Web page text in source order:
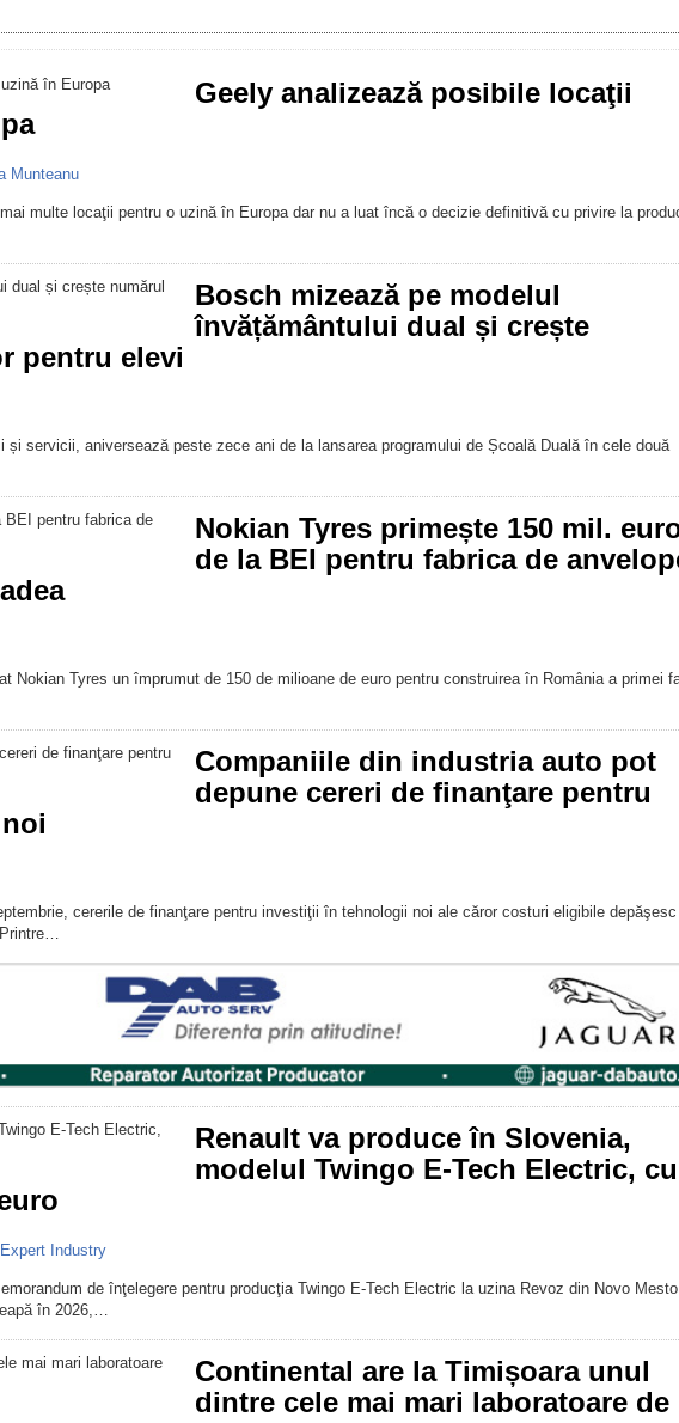
Geely analizează posibile locaţii
Munteanu
multe locaţii pentru o uzină în Europa dar nu a luat încă o decizie definitivă cu privire la
Bosch mizează pe modelul
învățământului dual și crește
pentru elevi
și servicii, aniversează peste zece ani de la lansarea programului de Școală Duală în cele două
Nokian Tyres primește 150 mil.
de la BEI pentru fabrica de
Nokian Tyres un împrumut de 150 de milioane de euro pentru construirea în România a primei
Companiile din industria auto pot
depune cereri de finanţare pentru
cererile de finanţare pentru investiţii în tehnologii noi ale căror costuri eligibile
Renault va produce în Slovenia,
modelul Twingo E-Tech Electric, cu
Industry
de înţelegere pentru producţia Twingo E-Tech Electric la uzina Revoz din Novo
în 2026,…
Continental are la Timișoara unul
dintre cele mai mari laboratoare de